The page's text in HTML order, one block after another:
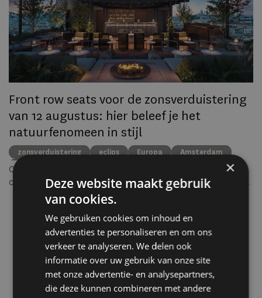
Front row seats voor de zonsverduistering
van 12 augustus: hier beleef je het
natuurfenomeen in stijl
zonsverduistering eclips Europa
Amsterdam
Op woensdag 12 augustus richt een groot deel van Europa de blik
omhoog. Tijdens de avonduren vindt een van de meest bijzondere
zonsverduisteringen van deze eeuw plaats. Omdat de zon tijdens
vanaf een rooftop, terras of kustlijn de perfecte setting om dit
zeldzame natuurverschijnsel te beleven. Van Amsterdam en Parijs
tot Lissabon, Milaan en Ibiza: dit zijn de mooiste plekken om de
eclips in stijl mee te maken.
×
Deze website maakt gebruik
van cookies.
We gebruiken cookies om inhoud en
advertenties te personaliseren en om ons
verkeer te analyseren. We delen ook
informatie over uw gebruik van onze site
met onze advertentie- en analysepartners,
die deze kunnen combineren met andere